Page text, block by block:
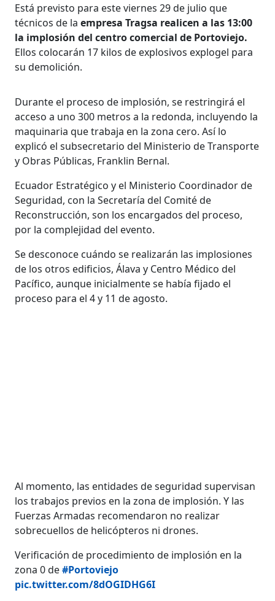
Está previsto para este viernes 29 de julio que
técnicos de laempresa Tragsa realicen a las 13:00
la implosión del centro comercial de Portoviejo.
Ellos colocarán 17 kilos de explosivos explogel para
su demolición.
Durante el proceso de implosión, se restringirá el
acceso a uno 300 metros a la redonda, incluyendo la
maquinaria que trabaja en la zona cero. Así lo
explicó el subsecretario del Ministerio de Transporte
y Obras Públicas, Franklin Bernal.
Ecuador Estratégico y el Ministerio Coordinador de
Seguridad, con la Secretaría del Comité de
Reconstrucción, son los encargados del proceso,
por la complejidad del evento.
Se desconoce cuándo se realizarán las implosiones
de los otros edificios, Álava y Centro Médico del
Pacífico, aunque inicialmente se había fijado el
proceso para el 4 y 11 de agosto.
Al momento, las entidades de seguridad supervisan
los trabajos previos en la zona de implosión. Y las
Fuerzas Armadas recomendaron no realizar
sobrecuellos de helicópteros ni drones.
Verificación de procedimiento de implosión en la
zona 0 de#Portoviejo
pic.twitter.com/8dOGIDHG6I